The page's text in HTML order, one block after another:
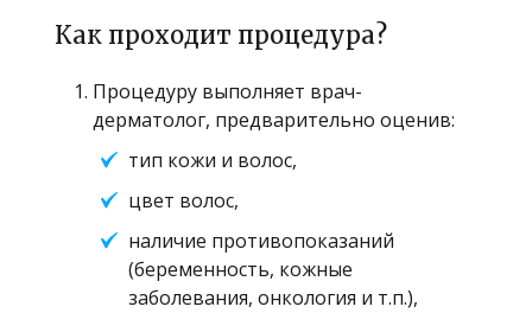
Как проходит процедура?
Процедуру выполняет врач-
дерматолог, предварительно оценив:
тип кожи и волос,
цвет волос,
наличие противопоказаний
(беременность, кожные
заболевания, онкология и т.п.),